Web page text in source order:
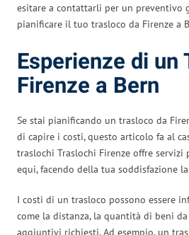
esitare a contattarli per un preventivo
pianificare il tuo trasloco da Firenze a
Esperienze di un
Firenze a Bern
Se stai pianificando un trasloco da
di capire i costi, questo articolo fa al
traslochi Traslochi Firenze offre servizi
equi, facendo della tua soddisfazione
I costi di un trasloco possono essere
come la distanza, la quantità di beni
aggiuntivi richiesti. Ad esempio, un